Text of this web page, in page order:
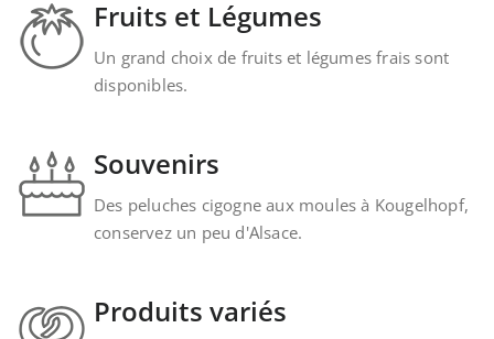
Fruits et Légumes
Un grand choix de fruits et légumes frais sont
disponibles.
Souvenirs
Des peluches cigogne aux moules à Kougelhopf,
conservez un peu d'Alsace.
Produits variés